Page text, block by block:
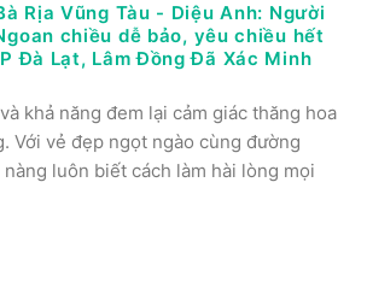
Rịa Vũng Tàu - Diệu Anh: Người
chiều dễ bảo, yêu chiều hết
Đà Lạt, Lâm Đồng Đã Xác Minh
khả năng đem lại cảm giác thăng hoa
Với vẻ đẹp ngọt ngào cùng đường
luôn biết cách làm hài lòng mọi